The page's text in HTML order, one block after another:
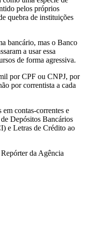
pelos próprios
quebra de instituições
bancário, mas o Banco
a usar essa
de forma agressiva.
por CPF ou CNPJ, por
por correntista a cada
contas-correntes e
Depósitos Bancários
e Letras de Crédito ao
da Agência